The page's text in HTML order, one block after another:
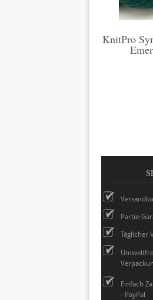
KnitPro
Partie-
Täglicher
Einfach
- PayPal